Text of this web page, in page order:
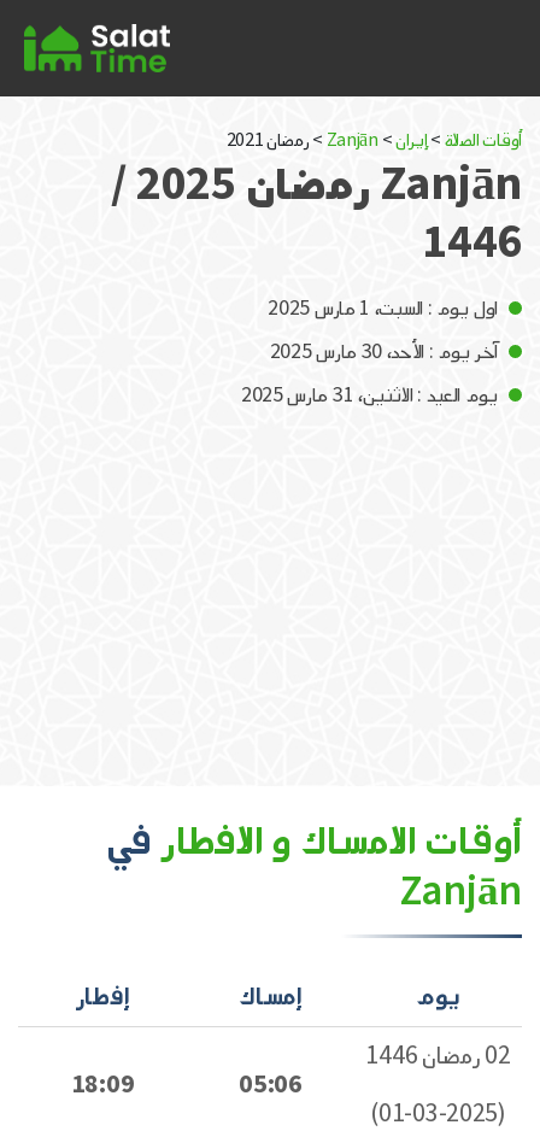
أوقات الصلاة >إيران>
Zanjān > رمضان 2021
Zanjān رمضان 2025 /
1446
اول يوم : السبت، 1 مارس 2025
آخر يوم : الأحد، 30 مارس 2025
يوم العيد : الاثنين، 31 مارس 2025
أوقات الامساك و الافطار في
Zanjān
يوم إمساك
إفطار
02 رمضان 1446
(2025-03-01)
05:06
18:09